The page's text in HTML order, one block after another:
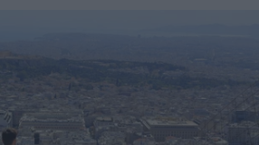
ΟΛΥΜΠΙΑΚΟΙ ΑΓΩΝΕΣ